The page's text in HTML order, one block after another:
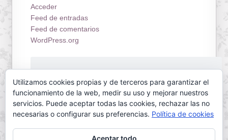
Acceder
Feed de entradas
Feed de comentarios
WordPress.org
Utilizamos cookies propias y de terceros para garantizar el
funcionamiento de la web, medir su uso y mejorar nuestros
servicios. Puede aceptar todas las cookies, rechazar las no
necesarias o configurar sus preferencias. Política de cookies
Aceptar todo